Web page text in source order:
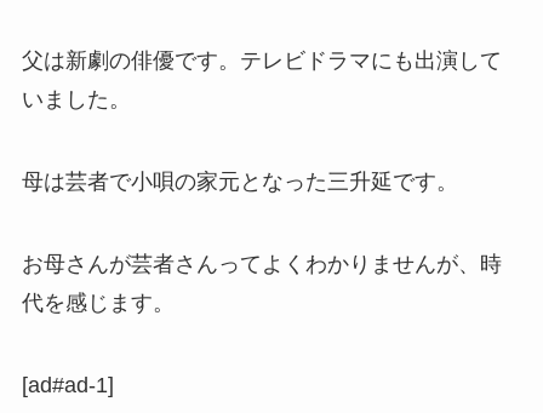
父は新劇の俳優です。テレビドラマにも出演して
いました。
母は芸者で小唄の家元となった三升延です。
お母さんが芸者さんってよくわかりませんが、時
代を感じます。
[ad#ad-1]